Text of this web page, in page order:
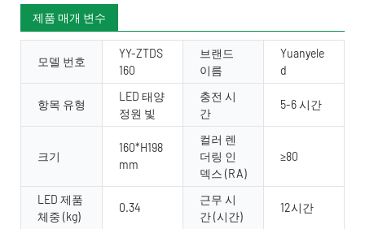
제품 매개 변수
모델 번호
YY-ZTDS
160
브랜드
이름
Yuanyele
d
항목 유형
LED 태양
정원 빛
충전 시
간
5-6 시간
크기
160*H198
mm
컬러 렌
더링 인
덱스 (RA)
≥80
LED 제품
체중 (kg)
0.34
근무 시
간 (시간)
12시간